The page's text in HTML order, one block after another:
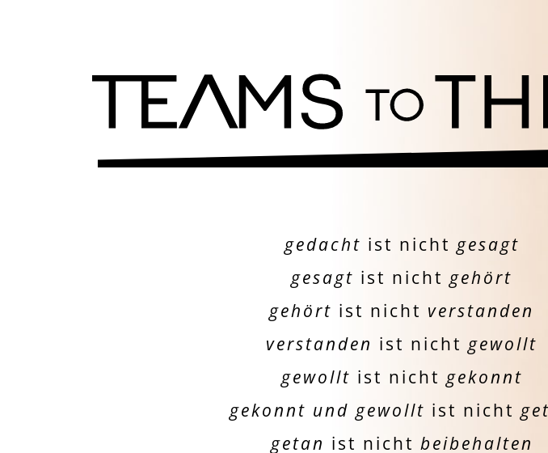
gedacht ist nicht gesagt
gesagt ist nichtgehört
gehört ist nicht verstanden
verstanden ist nicht gewollt
gewollt ist nicht gekonnt
gekonnt und gewollt ist nicht
getan ist nicht beibehalten